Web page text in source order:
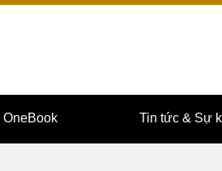
OneBook Tin tức & Sự